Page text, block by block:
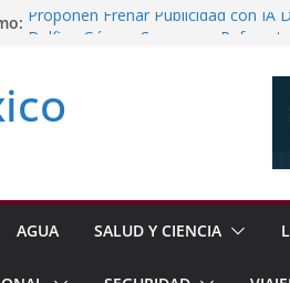
Proponen Frenar Publicidad con IA
Café Mexiquense Conquista
Exportación
Sheinbaum y Delfina Gómez
Nuevo CBTA en Texcoco
AGUA SALUD Y CIENCIA